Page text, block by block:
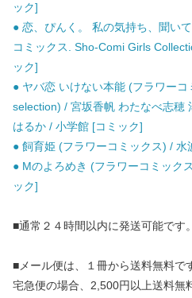
ック]
● 恋、ぴんく。 私の気持ち、聞い
コミックス. Sho-Comi Girls
ック]
● ヤバ恋 いけない本能 (フラワー
selection) / 宮坂香帆 わたなべ志穂
はるか / 小学館 [コミック]
● 飼育姫 (フラワーコミックス) / 水
● Mのよろめき (フラワーコミック
ック]
■通常２４時間以内に発送可能です。
■メール便は、１冊から送料無料で
宅急便の場合、2,500円以上送料無